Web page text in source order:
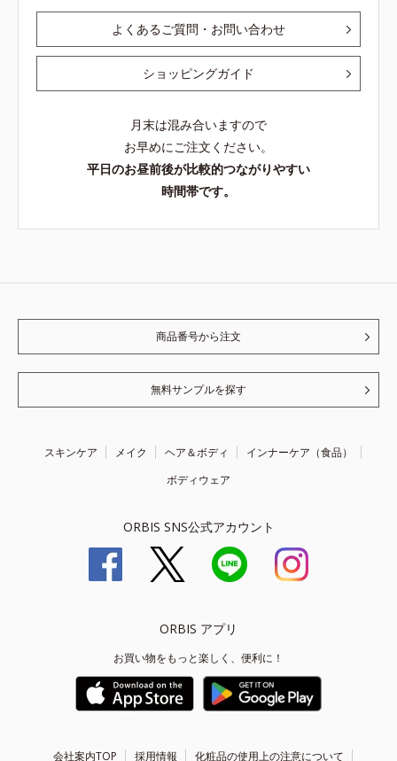
よくあるご質問・お問い合わせ
ショッピングガイド
月末は混み合いますので
お早めにご注文ください。
平日のお昼前後が比較的つながりやすい
時間帯です。
商品番号から注文
無料サンプルを探す
スキンケア メイク ヘア＆ボディ
インナーケア（食品）
ボディウェア
ORBIS SNS公式アカウント
ORBIS アプリ
お買い物をもっと楽しく、便利に！
会社案内TOP 採用情報 化粧品の使用上の注意について